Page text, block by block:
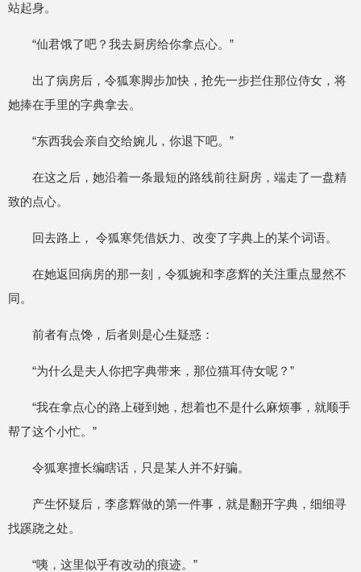
站起身。
“仙君饿了吧？我去厨房给你拿点心。”
出了病房后，令狐寒脚步加快，抢先一步拦住那位侍女，将
她捧在手里的字典拿去。
“东西我会亲自交给婉儿，你退下吧。”
在这之后，她沿着一条最短的路线前往厨房，端走了一盘精
致的点心。
回去路上， 令狐寒凭借妖力、改变了字典上的某个词语。
在她返回病房的那一刻，令狐婉和李彦辉的关注重点显然不
同。
前者有点馋，后者则是心生疑惑：
“为什么是夫人你把字典带来，那位猫耳侍女呢？”
“我在拿点心的路上碰到她，想着也不是什么麻烦事，就顺手
帮了这个小忙。”
令狐寒擅长编瞎话，只是某人并不好骗。
产生怀疑后，李彦辉做的第一件事，就是翻开字典，细细寻
找蹊跷之处。
“咦，这里似乎有改动的痕迹。”